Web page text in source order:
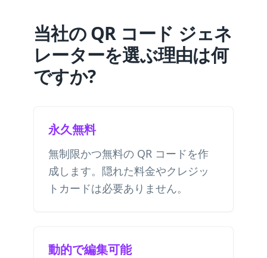
当社の QR コード ジェネ
レーターを選ぶ理由は何
ですか?
永久無料
無制限かつ無料の QR コードを作
成します。隠れた料金やクレジッ
トカードは必要ありません。
動的で編集可能